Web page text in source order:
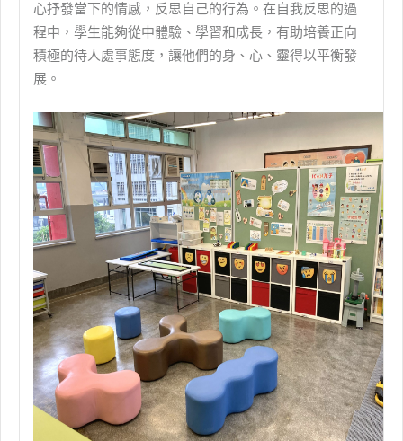
心抒發當下的情感，反思自己的行為。在自我反思的過
程中，學生能夠從中體驗、學習和成長，有助培養正向
積極的待人處事態度，讓他們的身、心、靈得以平衡發
展。